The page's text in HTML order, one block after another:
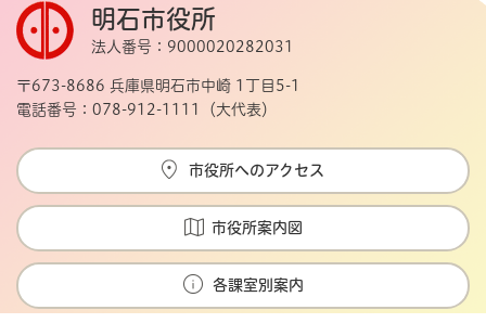
明石市役所
法人番号：9000020282031
〒673-8686 兵庫県明石市中崎 1丁目5-1
電話番号：078-912-1111（大代表）
市役所へのアクセス
市役所案内図
各課室別案内